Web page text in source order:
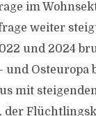
im
weiter
und 2024
und
mit
der